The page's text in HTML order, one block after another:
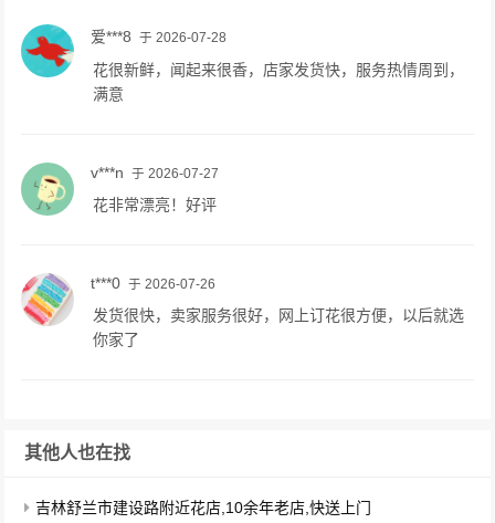
爱***8 于 2026-07-28
花很新鲜，闻起来很香，店家发货快，服务热情周到，
满意
v***n 于 2026-07-27
花非常漂亮！好评
t***0 于 2026-07-26
发货很快，卖家服务很好，网上订花很方便，以后就选
你家了
其他人也在找
吉林舒兰市建设路附近花店,10余年老店,快送上门